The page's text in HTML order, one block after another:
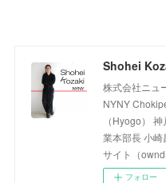
Shohei
株式会社ニュ
NYNY
（Hyogo）
業本部長 小
サイト（ownd
フォロー